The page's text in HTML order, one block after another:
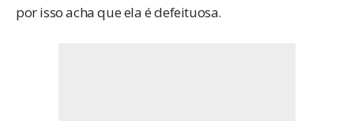
por isso acha que ela é defeituosa.